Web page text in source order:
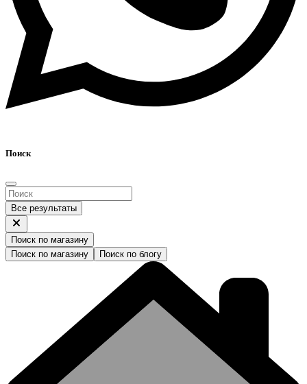
Поиск
Все результаты
Поиск по магазину
Поиск по магазину
Поиск по блогу